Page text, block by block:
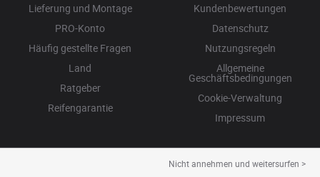
Lieferung und Montage
PRO-Konto
Häufig gestellte Fragen
Land
Ratgeber
Reifengarantie
Kundenbewertungen
Datenschutz
Nutzungsregeln
Allgemeine
Geschäftsbedingungen
Cookie-Verwaltung
Impressum
Nicht annehmen und weitersurfen >